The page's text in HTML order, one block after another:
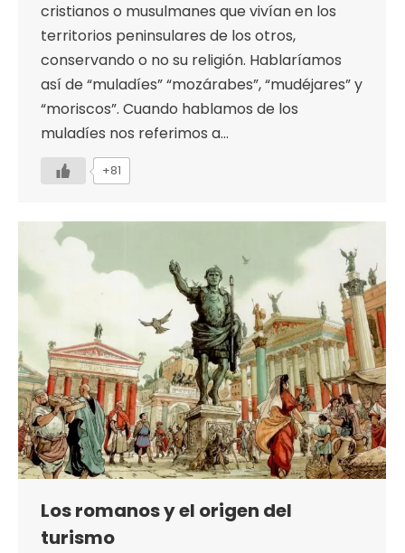
cristianos o musulmanes que vivían en los
territorios peninsulares de los otros,
conservando o no su religión. Hablaríamos
así de “muladíes” “mozárabes”, “mudéjares” y
“moriscos”. Cuando hablamos de los
muladíes nos referimos a…
+81
Los romanos y el origen del
turismo